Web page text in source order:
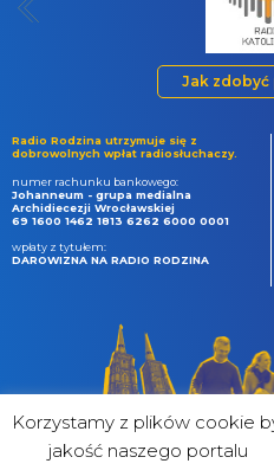
Jak zdobyć
Radio Rodzina utrzymuje się z
dobrowolnych wpłat radiosłuchaczy.
numer rachunku bankowego:
Johanneum - grupa medialna
Archidiecezji Wrocławskiej
69 1600 1462 1813 6262 6000 0001
wpłaty z tytułem:
DAROWIZNA NA RADIO RODZINA
Korzystamy z plików cookie
jakość naszego portalu